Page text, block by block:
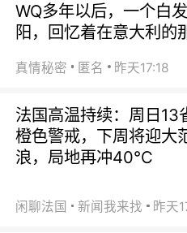
WQ多年以后，一个白
阳，回忆着在意大利的
真情秘密 匿名 昨天17:18
法国高温持续：周日13
橙色警戒，下周将迎大
浪，局地再冲40℃
闲聊法国 新闻我来找 昨天